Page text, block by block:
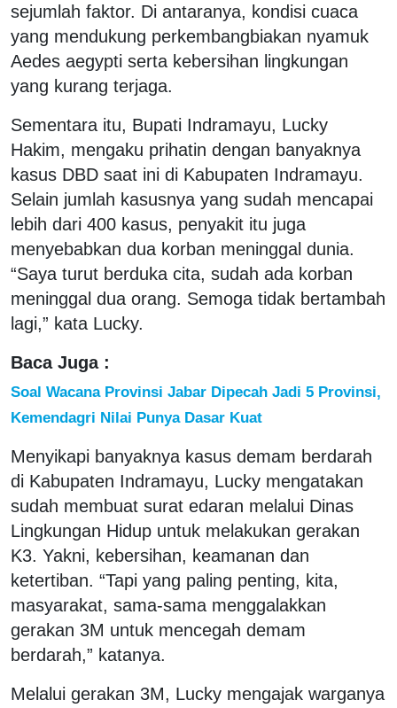
sejumlah faktor. Di antaranya, kondisi cuaca
yang mendukung perkembangbiakan nyamuk
Aedes aegypti serta kebersihan lingkungan
yang kurang terjaga.
Sementara itu, Bupati Indramayu, Lucky
Hakim, mengaku prihatin dengan banyaknya
kasus DBD saat ini di Kabupaten Indramayu.
Selain jumlah kasusnya yang sudah mencapai
lebih dari 400 kasus, penyakit itu juga
menyebabkan dua korban meninggal dunia.
“Saya turut berduka cita, sudah ada korban
meninggal dua orang. Semoga tidak bertambah
lagi,” kata Lucky.
Baca Juga :
Soal Wacana Provinsi Jabar Dipecah Jadi 5 Provinsi,
Kemendagri Nilai Punya Dasar Kuat
Menyikapi banyaknya kasus demam berdarah
di Kabupaten Indramayu, Lucky mengatakan
sudah membuat surat edaran melalui Dinas
Lingkungan Hidup untuk melakukan gerakan
K3. Yakni, kebersihan, keamanan dan
ketertiban. “Tapi yang paling penting, kita,
masyarakat, sama-sama menggalakkan
gerakan 3M untuk mencegah demam
berdarah,” katanya.
Melalui gerakan 3M, Lucky mengajak warganya